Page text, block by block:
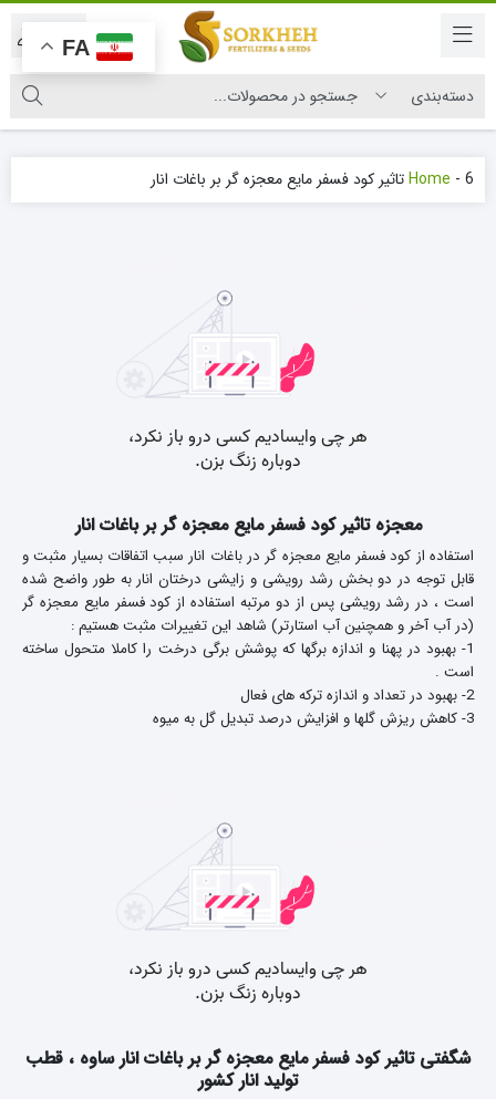
Home - 6 تاثیر کود فسفر مایع معجزه گر بر باغات انار
معجزه تاثیر کود فسفر مایع معجزه گر بر باغات انار
استفاده از کود فسفر مایع معجزه گر در باغات انار سبب اتفاقات بسیار مثبت و
قابل توجه در دو بخش رشد رویشی و زایشی درختان انار به طور واضح شده
است ، در رشد رویشی پس از دو مرتبه استفاده از کود فسفر مایع معجزه گر
(در آب آخر و همچنین آب استارتر) شاهد این تغییرات مثبت هستیم :
1- بهبود در پهنا و اندازه برگها که پوشش برگی درخت را کاملا متحول ساخته
است .
2- بهبود در تعداد و اندازه ترکه های فعال
3- کاهش ریزش گلها و افزایش درصد تبدیل گل به میوه
شگفتی تاثیر کود فسفر مایع معجزه گر بر باغات انار ساوه ، قطب
تولید انار کشور
FA